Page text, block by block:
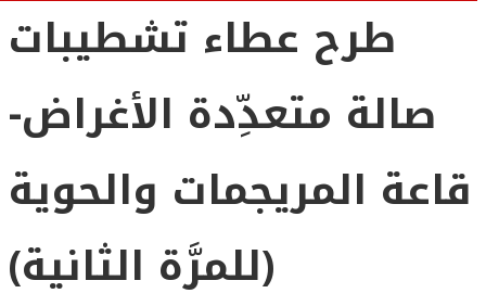
طرح عطاء تشطيبات
صالة متعدِّدة الأغراض-
قاعة المريجمات والحوية
(للمرَّة الثانية)